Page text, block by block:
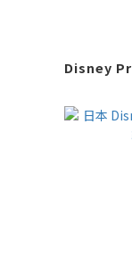
Disney